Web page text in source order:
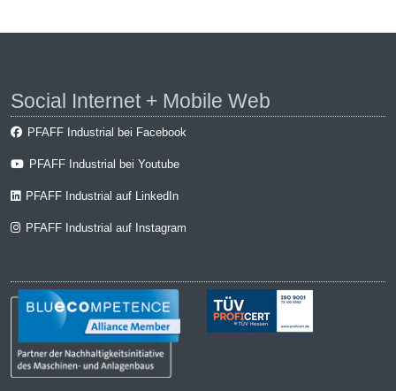
Social Internet + Mobile Web
PFAFF Industrial bei Facebook
PFAFF Industrial bei Youtube
PFAFF Industrial auf LinkedIn
PFAFF Industrial auf Instagram